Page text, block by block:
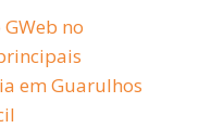
no
em Guarulhos